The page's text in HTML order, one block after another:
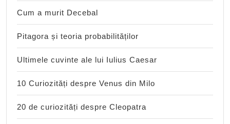
Cum a murit Decebal
Pitagora și teoria probabilităților
Ultimele cuvinte ale lui Iulius Caesar
10 Curiozități despre Venus din Milo
20 de curiozități despre Cleopatra